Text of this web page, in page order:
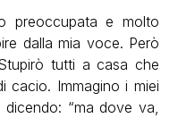
preoccupata e molto
dalla mia voce. Però
tutti a casa che
cacio. Immagino i miei
“ma dove va,